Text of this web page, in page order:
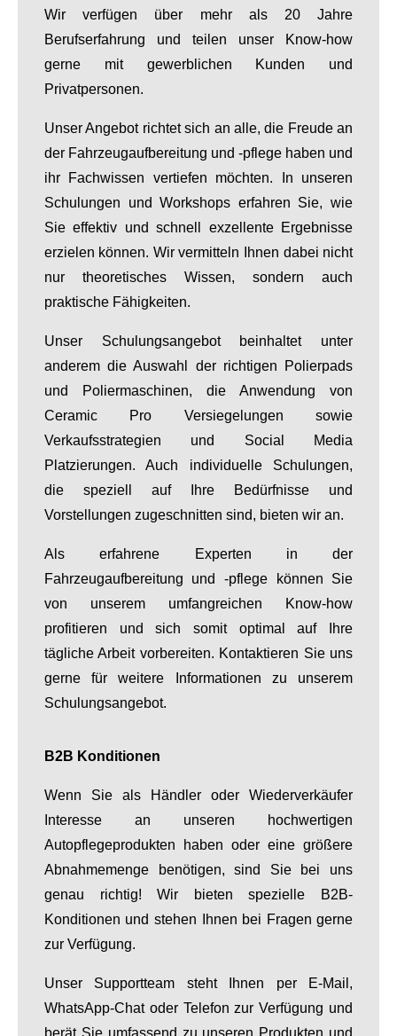
Wir verfügen über mehr als 20 Jahre
Berufserfahrung und teilen unser Know-how
gerne mit gewerblichen Kunden und
Privatpersonen.
Unser Angebot richtet sich an alle, die Freude an
der Fahrzeugaufbereitung und -pflege haben und
ihr Fachwissen vertiefen möchten. In unseren
Schulungen und Workshops erfahren Sie, wie
Sie effektiv und schnell exzellente Ergebnisse
erzielen können. Wir vermitteln Ihnen dabei nicht
nur theoretisches Wissen, sondern auch
praktische Fähigkeiten.
Unser Schulungsangebot beinhaltet unter
anderem die Auswahl der richtigen Polierpads
und Poliermaschinen, die Anwendung von
Ceramic Pro Versiegelungen sowie
Verkaufsstrategien und Social Media
Platzierungen. Auch individuelle Schulungen,
die speziell auf Ihre Bedürfnisse und
Vorstellungen zugeschnitten sind, bieten wir an.
Als erfahrene Experten in der
Fahrzeugaufbereitung und -pflege können Sie
von unserem umfangreichen Know-how
profitieren und sich somit optimal auf Ihre
tägliche Arbeit vorbereiten. Kontaktieren Sie uns
gerne für weitere Informationen zu unserem
Schulungsangebot.
B2B Konditionen
Wenn Sie als Händler oder Wiederverkäufer
Interesse an unseren hochwertigen
Autopflegeprodukten haben oder eine größere
Abnahmemenge benötigen, sind Sie bei uns
genau richtig! Wir bieten spezielle B2B-
Konditionen und stehen Ihnen bei Fragen gerne
zur Verfügung.
Unser Supportteam steht Ihnen per E-Mail,
WhatsApp-Chat oder Telefon zur Verfügung und
berät Sie umfassend zu unseren Produkten und